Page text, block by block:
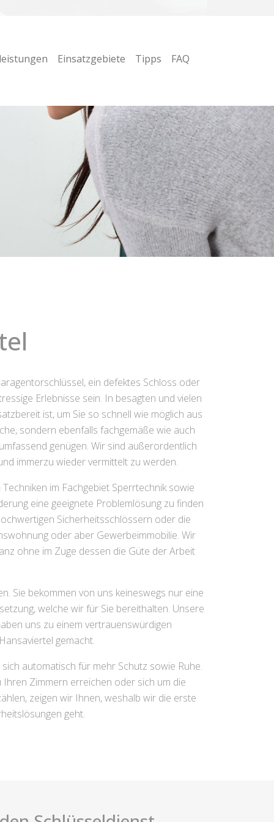
Einsatzgebiete Tipps FAQ
ein defektes Schloss oder
Erlebnisse sein. In besagten und vielen
ist, um Sie so schnell wie möglich aus
sondern ebenfalls fachgemäße wie auch
genügen. Wir sind außerordentlich
immerzu wieder vermittelt zu werden.
im Fachgebiet Sperrtechnik sowie
eine geeignete Problemlösung zu finden
Sicherheitsschlössern oder die
oder aber Gewerbeimmobilie. Wir
ohne im Zuge dessen die Güte der Arbeit
Sie bekommen von uns keineswegs nur eine
welche wir für Sie bereithalten. Unsere
uns zu einem vertrauenswürdigen
gemacht.
automatisch für mehr Schutz sowie Ruhe.
Zimmern erreichen oder sich um die
zeigen wir Ihnen, weshalb wir die erste
geht.